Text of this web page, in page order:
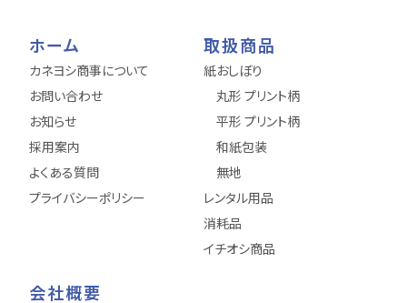
ホーム
カネヨシ商事について
お問い合わせ
お知らせ
採用案内
よくある質問
プライバシーポリシー
取扱商品
紙おしぼり
丸形 プリント柄
平形 プリント柄
和紙包装
無地
レンタル用品
消耗品
イチオシ商品
会社概要